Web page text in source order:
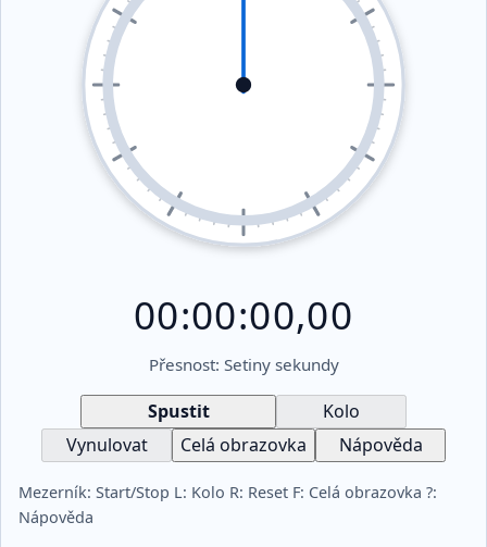
00:00:00,00
Přesnost: Setiny sekundy
Spustit
Kolo
Vynulovat
Celá obrazovka Nápověda
Mezerník: Start/Stop L: Kolo R: Reset F: Celá obrazovka ?:
Nápověda